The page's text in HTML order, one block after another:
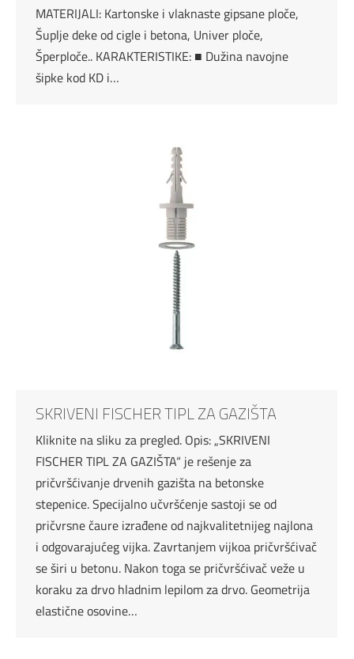
MATERIJALI: Kartonske i vlaknaste gipsane ploče,
Šuplje deke od cigle i betona, Univer ploče,
Šperploče.. KARAKTERISTIKE: ■ Dužina navojne
šipke kod KD i…
SKRIVENI FISCHER TIPL ZA GAZIŠTA
Kliknite na sliku za pregled. Opis: „SKRIVENI
FISCHER TIPL ZA GAZIŠTA“ je rešenje za
pričvršćivanje drvenih gazišta na betonske
stepenice. Specijalno učvršćenje sastoji se od
pričvrsne čaure izrađene od najkvalitetnijeg najlona
i odgovarajućeg vijka. Zavrtanjem vijkoa pričvršćivač
se širi u betonu. Nakon toga se pričvršćivač veže u
koraku za drvo hladnim lepilom za drvo. Geometrija
elastične osovine…